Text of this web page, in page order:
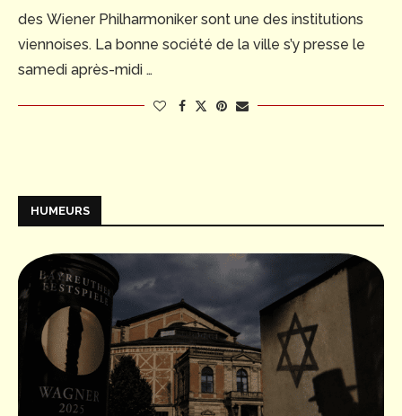
des Wiener Philharmoniker sont une des institutions
viennoises. La bonne société de la ville s’y presse le
samedi après-midi …
HUMEURS